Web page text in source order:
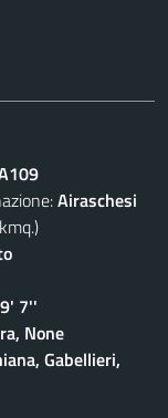
Airaschesi
7''
None
Gabellieri,